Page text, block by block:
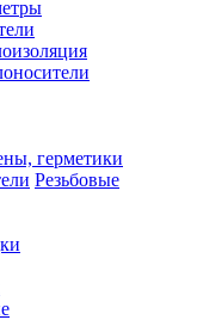
герметики
Резьбовые